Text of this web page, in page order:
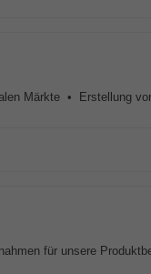
Märkte • Erstellung
für unsere